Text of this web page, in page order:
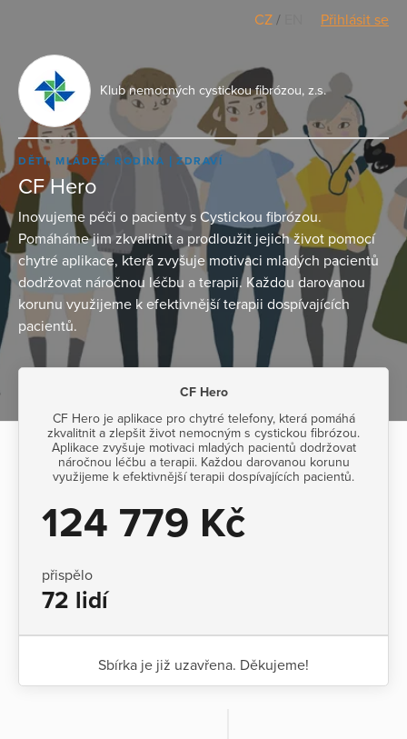
CZ / Přihlásit se
Klub nemocných cystickou fibrózou, z.s.
DĚTI, MLÁDEŽ, RODINA ZDRAVÍ
CF Hero
Inovujeme péči o pacienty s Cystickou fibrózou.
Pomáháme jim zkvalitnit a prodloužit jejich život pomocí
chytré aplikace, která zvyšuje motivaci mladých pacientů
dodržovat náročnou léčbu a terapii. Každou darovanou
korunu využijeme k efektivnější terapii dospívajících
pacientů.
CF Hero
CF Hero je aplikace pro chytré telefony, která pomáhá
zkvalitnit a zlepšit život nemocným s cystickou fibrózou.
Aplikace zvyšuje motivaci mladých pacientů dodržovat
náročnou léčbu a terapii. Každou darovanou korunu
využijeme k efektivnější terapii dospívajících pacientů.
124 779 Kč
přispělo
72 lidí
Sbírka je již uzavřena. Děkujeme!